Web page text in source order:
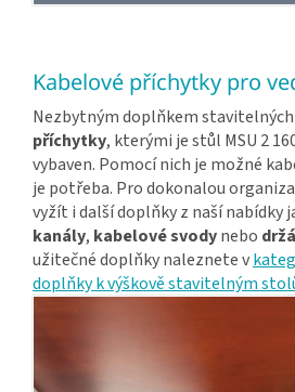
Kabelové příchytky pro
Nezbytným doplňkem
příchytky, kterými je stůl MSU 2
vybaven. Pomocí nich je možné
je potřeba. Pro dokonalou
vyžít i další doplňky z naší nabídky
kanály, kabelové svodynebo
užitečné doplňky naleznete v
doplňky k výškově stavitelným